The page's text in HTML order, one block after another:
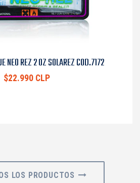
NEO REZ 2 OZ SOLAREZ COD.7172
$22.990 CLP
LOS PRODUCTOS